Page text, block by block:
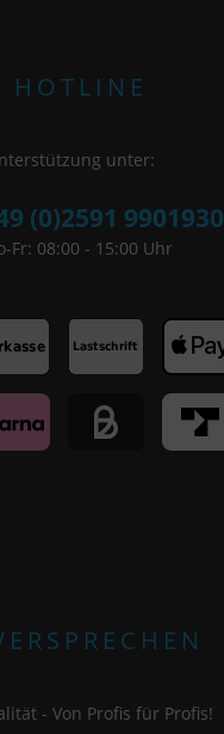
HOTLINE
unter:
(0)2591 9901930
Fr: 08:00 - 15:00 Uhr
- Von Profis für Profis!